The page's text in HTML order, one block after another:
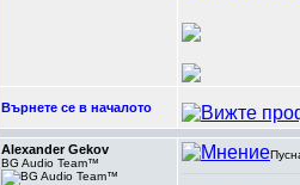
Върнете се в началото
Alexander Gekov
BG Audio Team™